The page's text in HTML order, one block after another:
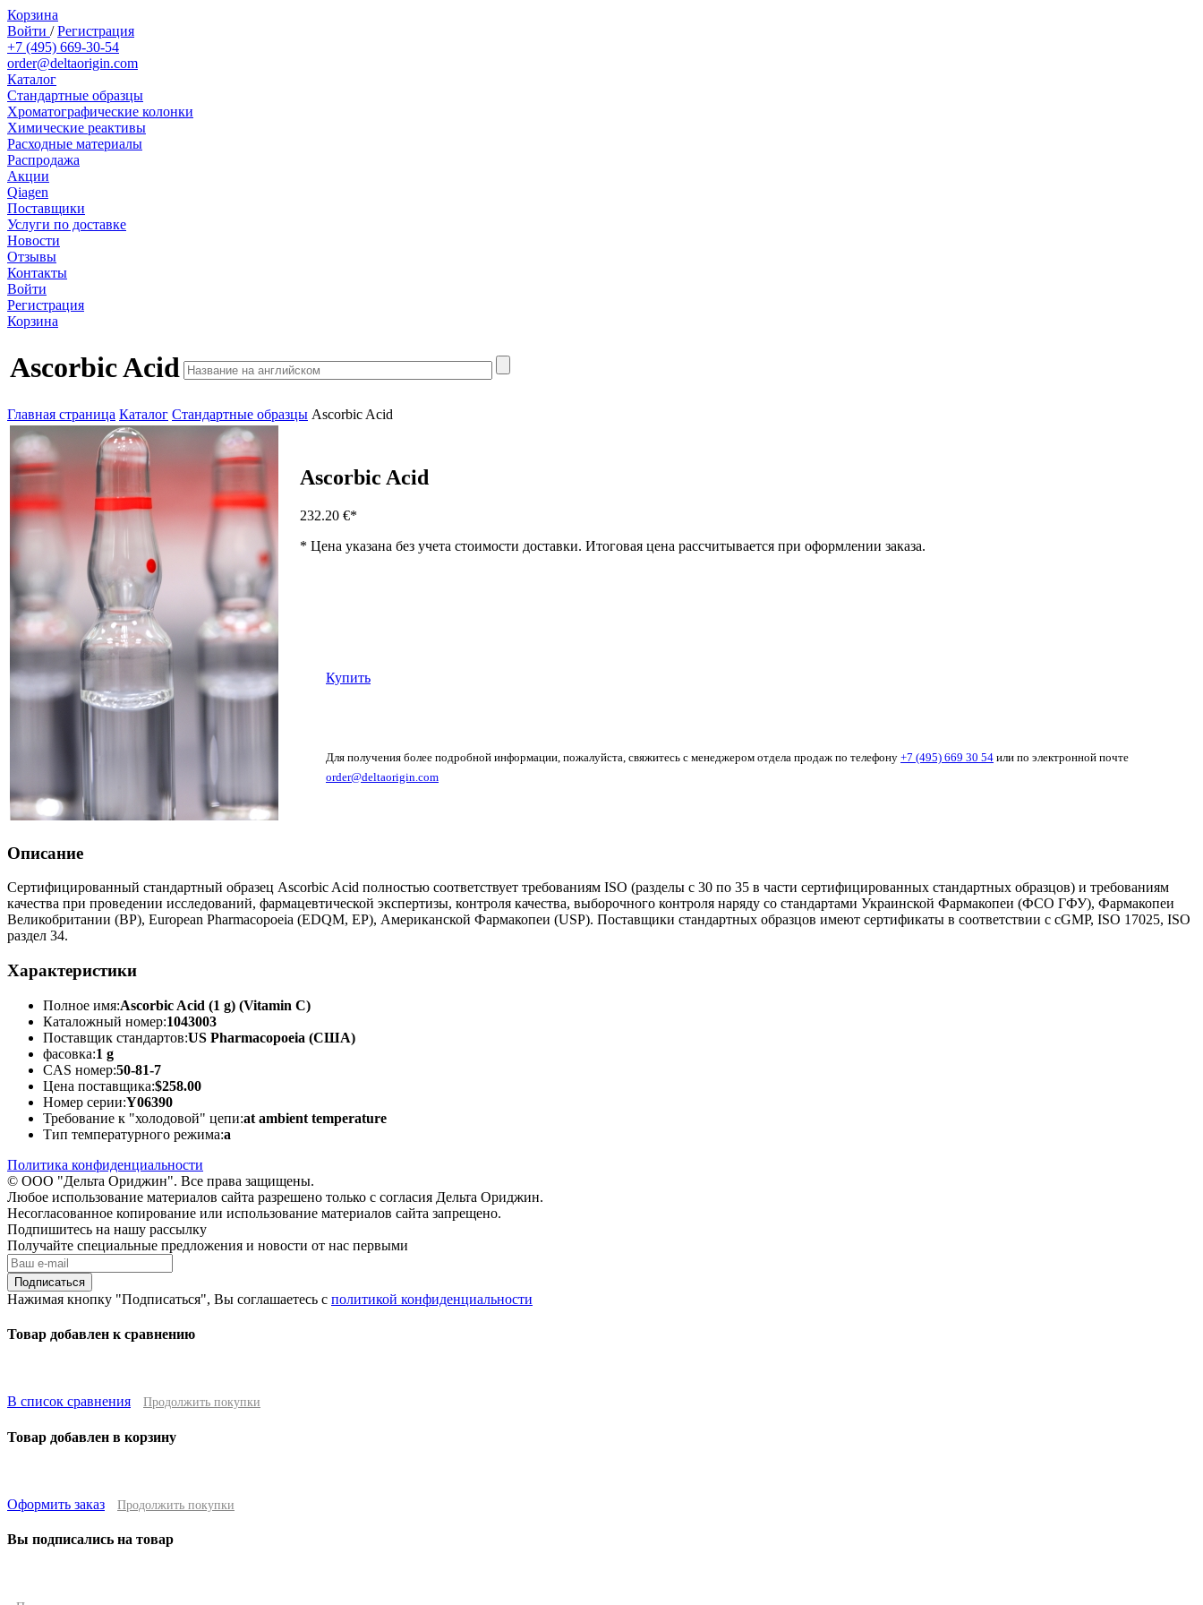
Корзина
Войти /Регистрация
+7 (495) 669-30-54
order@deltaorigin.com
Каталог
Стандартные образцы
Хроматографические колонки
Химические реактивы
Расходные материалы
Распродажа
Акции
Qiagen
Поставщики
Услуги по доставке
Новости
Отзывы
Контакты
Войти
Регистрация
Корзина
Ascorbic Acid
Главная страница Каталог Стандартные образцы Ascorbic Acid
Ascorbic Acid
232.20 €*
* Цена указана без учета стоимости доставки. Итоговая цена рассчитывается при оформлении заказа.
Купить
Для получения более подробной информации, пожалуйста, свяжитесь с менеджером отдела продаж по телефону +7 (495) 669 30 54 или по электронной почте
order@deltaorigin.com
Описание
Сертифицированный стандартный образец Ascorbic Acid полностью соответствует требованиям ISO (разделы с 30 по 35 в части сертифицированных стандартных образцов) и требованиям
качества при проведении исследований, фармацевтической экспертизы, контроля качества, выборочного контроля наряду со стандартами Украинской Фармакопеи (ФСО ГФУ), Фармакопеи
Великобритании (BP), European Pharmacopoeia (EDQM, EP), Американской Фармакопеи (USP). Поставщики стандартных образцов имеют сертификаты в соответствии с cGMP, ISO 17025, ISO
раздел 34.
Характеристики
Полное имя:Ascorbic Acid (1 g) (Vitamin C)
Каталожный номер:1043003
Поставщик стандартов:US Pharmacopoeia (США)
фасовка:1 g
CAS номер:50-81-7
Цена поставщика:$258.00
Номер серии:Y06390
Требование к "холодовой" цепи:at ambient temperature
Тип температурного режима:a
Политика конфиденциальности
© ООО "Дельта Ориджин". Все права защищены.
Любое использование материалов сайта разрешено только с согласия Дельта Ориджин.
Несогласованное копирование или использование материалов сайта запрещено.
Подпишитесь на нашу рассылку
Получайте специальные предложения и новости от нас первыми
Подписаться
Нажимая кнопку "Подписаться", Вы соглашаетесь с политикой конфиденциальности
Товар добавлен к сравнению
В список сравнения Продолжить покупки
Товар добавлен в корзину
Оформить заказ Продолжить покупки
Вы подписались на товар